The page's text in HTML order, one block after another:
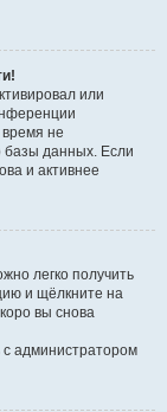
или
не
данных. Если
и активнее
легко получить
и щёлкните на
вы снова
с администратором